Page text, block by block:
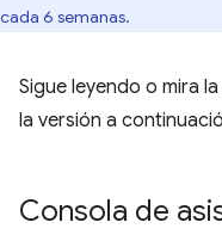
cada 6 semanas.
Sigue leyendo o mira
la versión a
Consola de